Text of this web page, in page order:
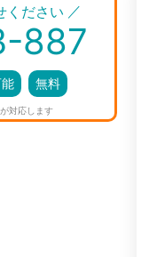
／
ください
887
無料
対応します